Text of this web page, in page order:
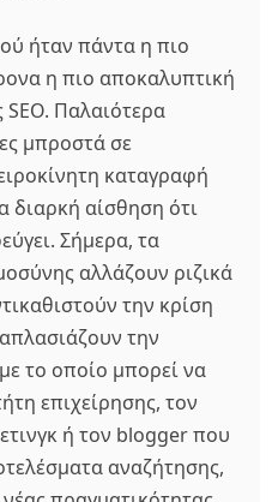
ήταν πάντα η πιο
η πιο αποκαλυπτική
Παλαιότερα
μπροστά σε
καταγραφή
διαρκή αίσθηση ότι
Σήμερα, τα
αλλάζουν ριζικά
την κρίση
την
το οποίο μπορεί να
επιχείρησης, τον
ή τον blogger που
αναζήτησης,